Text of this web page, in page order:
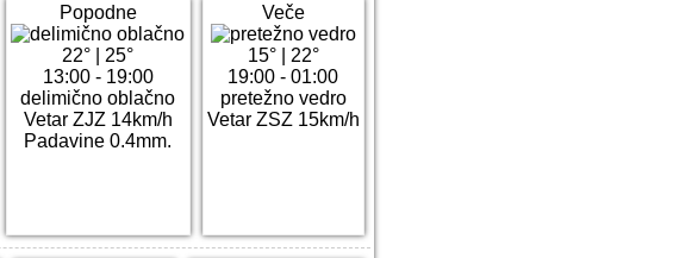
Popodne
22°
25°
13:00 - 19:00
delimično oblačno
Vetar ZJZ 14km/h
Padavine 0.4mm.
Veče
15°| 22°
19:00 - 01:00
pretežno vedro
Vetar ZSZ 15km/h